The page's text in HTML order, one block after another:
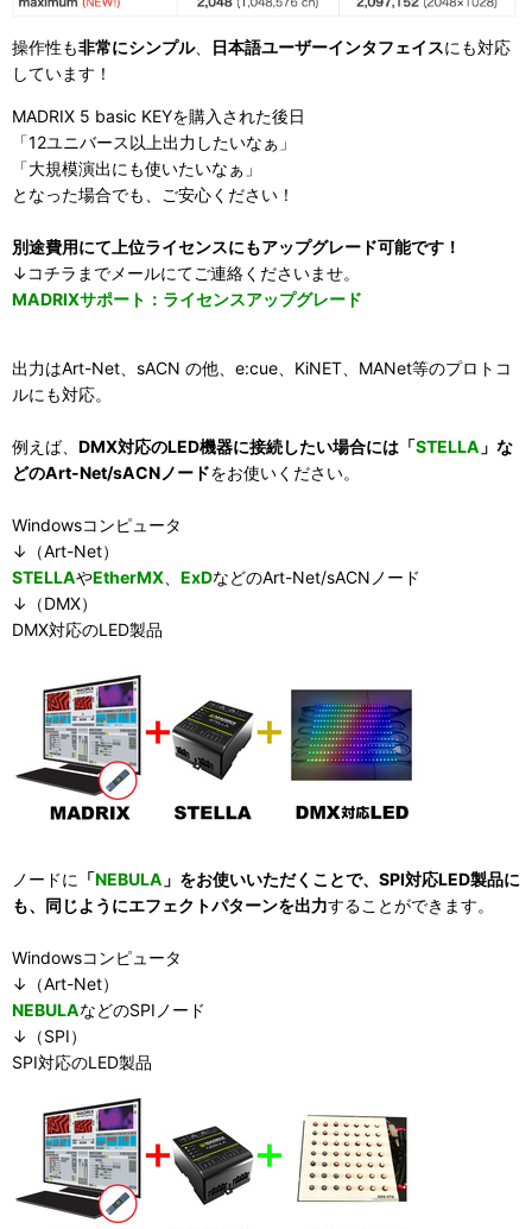
操作性も非常にシンプル、 日本語ユーザーインタフェイスにも対応
しています！
MADRIX 5 basic KEYを購入された後日
「12ユニバース以上出力したいなぁ」
「大規模演出にも使いたいなぁ」
となった場合でも、ご安心ください！
別途費用にて上位ライセンスにもアップグレード可能です！
↓コチラまでメールにてご連絡くださいませ。
MADRIXサポート：ライセンスアップグレード
出力はArt-Net、sACN の他、e:cue、KiNET、MANet等のプロトコ
ルにも対応。
例えば、 DMX対応のLED機器に接続したい場合には「STELLA 」な
どのArt-Net/sACNノードをお使いください。
Windowsコンピュータ
↓（Art-Net）
STELLAやEtherMX ExDなどのArt-Net/sACNノード
↓（DMX）
DMX対応のLED製品
ノードに 「NEBULA 」をお使いいただくことで、SPI対応LED製品に
も、同じようにエフェクトパターンを出力することができます。
Windowsコンピュータ
↓（Art-Net）
NEBULAなどのSPIノード
↓（SPI）
SPI対応のLED製品